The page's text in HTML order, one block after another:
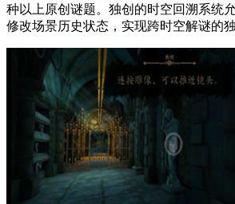
种以上原创谜题。独创的时空回溯系统
修改场景历史状态，实现跨时空解谜的独